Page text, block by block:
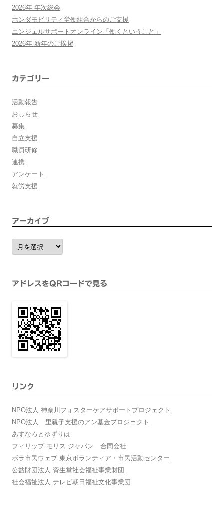
ー
シ
ン
2026年 年次総会
ホンダモビリティ労働組合からのご支援
エンジェルサポートオンライン「働くということ」
2026年 新年のご挨拶
カテゴリー
活動報告
おしらせ
募集
自立支援
職員研修
連携
アンケート
就労支援
アーカイブ
ア
ー
カ
アドレスをQRコードで見る
リンク
NPO法人 神奈川フォスターケアサポートプロジェクト
NPO法人 里親子支援のアン基金プロジェクト
あすなろとゆずりは
フィリップ モリス ジャパン 合同会社
ボラ市民ウェブ 東京ボランティア・市民活動センター
公益財団法人 資生堂社会福祉事業財団
社会福祉法人 テレビ朝日福祉文化事業団